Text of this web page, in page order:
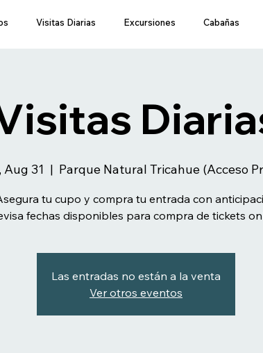
Visitas Diarias Excursiones Cabañas
Aug 31
  |
Parque Natural Tricahue (Acceso
tu cupo y compra tu entrada con
fechas disponibles para compra de tickets
Las entradas no están a la venta
Ver otros eventos